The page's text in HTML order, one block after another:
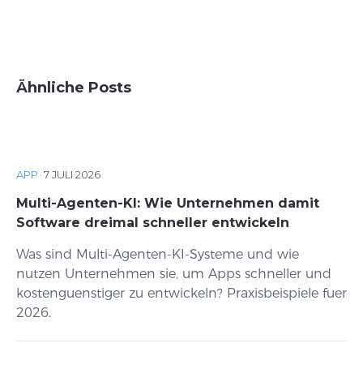
Ähnliche Posts
APP ·7 JULI 2026
Multi-Agenten-KI: Wie Unternehmen damit
Software dreimal schneller entwickeln
Was sind Multi-Agenten-KI-Systeme und wie
nutzen Unternehmen sie, um Apps schneller und
kostenguenstiger zu entwickeln? Praxisbeispiele fuer
2026.